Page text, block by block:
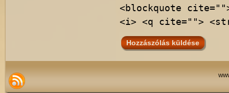
<blockquote
<i> <q cite="">